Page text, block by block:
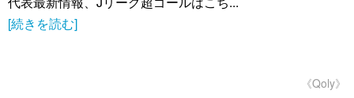
[続きを読む]
《Qoly》